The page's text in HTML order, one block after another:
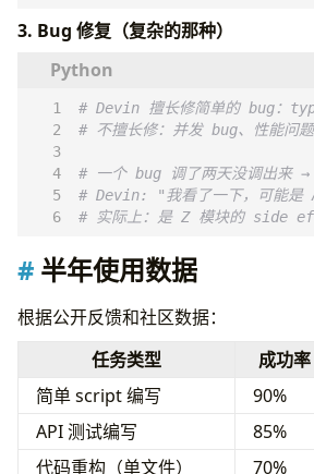
3. Bug 修复（复杂的那种）
# Devin 擅长修简单的 bug：
# 不擅长修：并发 bug、性能问
# 一个 bug 调了两天没调出来
# Devin: "我看了一下，可能是
# 实际上：是 Z 模块的 side
半年使用数据
根据公开反馈和社区数据：
任务类型
成功率
简单 script 编写
90%
API 测试编写
85%
代码重构（单文件）
70%